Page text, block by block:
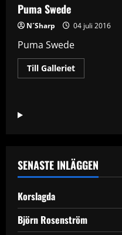
Puma Swede
N´Sharp 04 juli 2016
Puma Swede
Till GallerietRead
more
SENASTE INLÄGGEN
Korslagda
Björn Rosenström